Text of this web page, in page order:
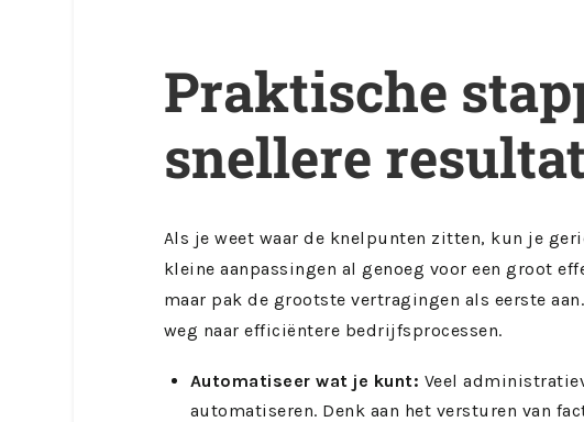
Praktische
snellere
Als je weet waar de knelpunten zitten, kun je
kleine aanpassingen al genoeg voor een groot
maar pak de grootste vertragingen als eerste
weg naar efficiëntere bedrijfsprocessen.
Automatiseer wat je kunt: Veel
automatiseren. Denk aan het versturen van